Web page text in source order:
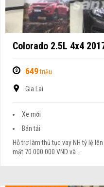
Colorado 2.5L 4x4
649triệu
Gia Lai
Xe mới
Bán tải
Hỗ trợ làm thủ tục vay NH tỷ lệ
mặt 70.000.000 VND và ...